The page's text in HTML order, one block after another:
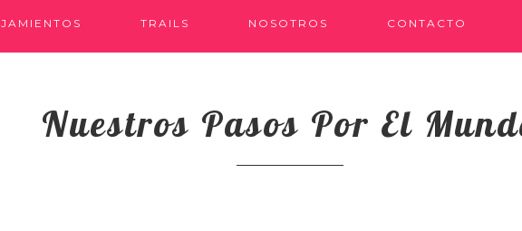
TRAILS NOSOTROS CONTACTO
Nuestros Pasos Por El